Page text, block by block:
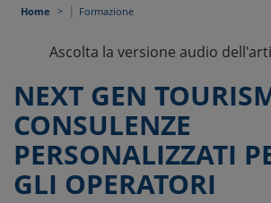
Home | Formazione
Ascolta la versione audio
NEXT GEN
CONSULENZE
PERSONALIZZATI
GLI OPERATORI